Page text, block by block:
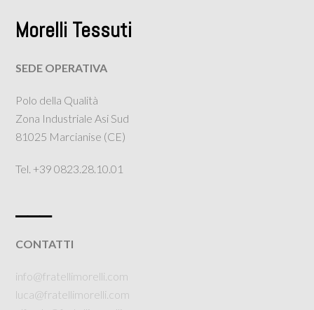
Morelli Tessuti
SEDE OPERATIVA
Polo della Qualità
Zona Industriale Asi Sud
81025 Marcianise (CE)
Tel. +39 0823.28.10.01
CONTATTI
info@fratellimorelli.com
luca@fratellimorelli.com